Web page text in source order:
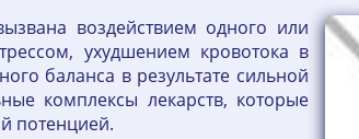
воздействием одного или
ухудшением кровотока в
баланса в результате сильной
комплексы лекарств, которые
потенцией.